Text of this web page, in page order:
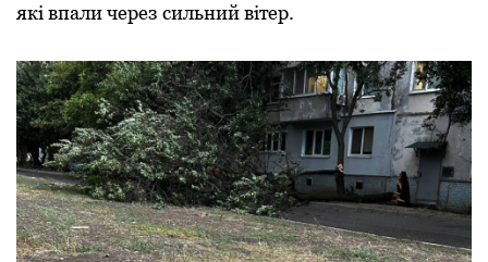
які впали через сильний вітер.